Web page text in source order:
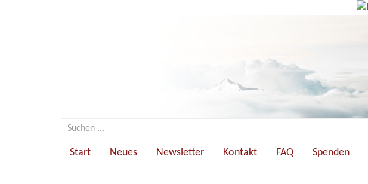
Start Neues Newsletter Kontakt FAQ Spenden